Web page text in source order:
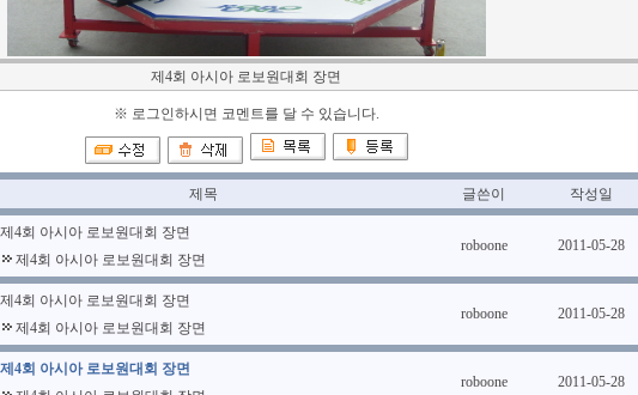
제4회 아시아 로보원대회 장면
※ 로그인하시면 코멘트를 달 수 있습니다.
제목 글쓴이 작성일
제4회 아시아 로보원대회 장면
제4회 아시아 로보원대회 장면
roboone 2011-05-28
제4회 아시아 로보원대회 장면
제4회 아시아 로보원대회 장면
roboone 2011-05-28
제4회 아시아 로보원대회 장면
roboone 2011-05-28